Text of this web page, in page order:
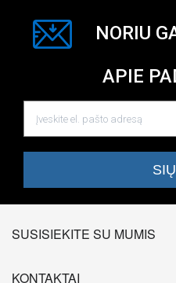
NORIU
APIE
SUSISIEKITE SU MUMIS
KONTAKTAI